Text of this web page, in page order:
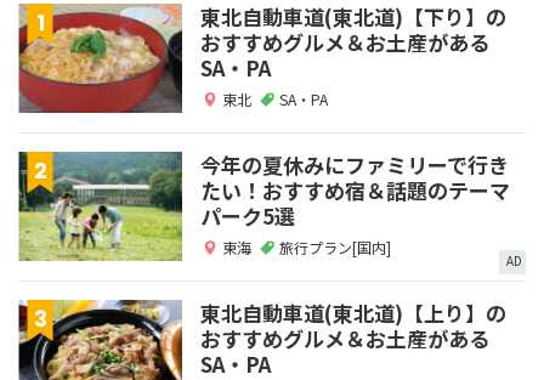
東北自動車道(東北道)【下り】の
おすすめグルメ＆お土産がある
SA・PA
東北 SA・PA
今年の夏休みにファミリーで行き
たい！おすすめ宿＆話題のテーマ
パーク5選
東海 旅行プラン[国内]
AD
東北自動車道(東北道)【上り】の
おすすめグルメ＆お土産がある
SA・PA